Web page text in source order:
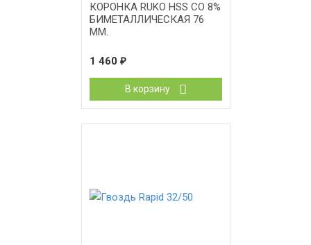
КОРОНКА RUKO HSS CO 8%
БИМЕТАЛЛИЧЕСКАЯ 76
ММ.
1 460 ₽
В корзину